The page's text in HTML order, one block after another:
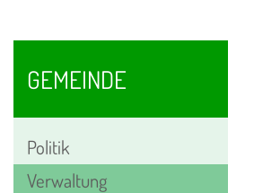
GEMEINDE
Politik
Verwaltung